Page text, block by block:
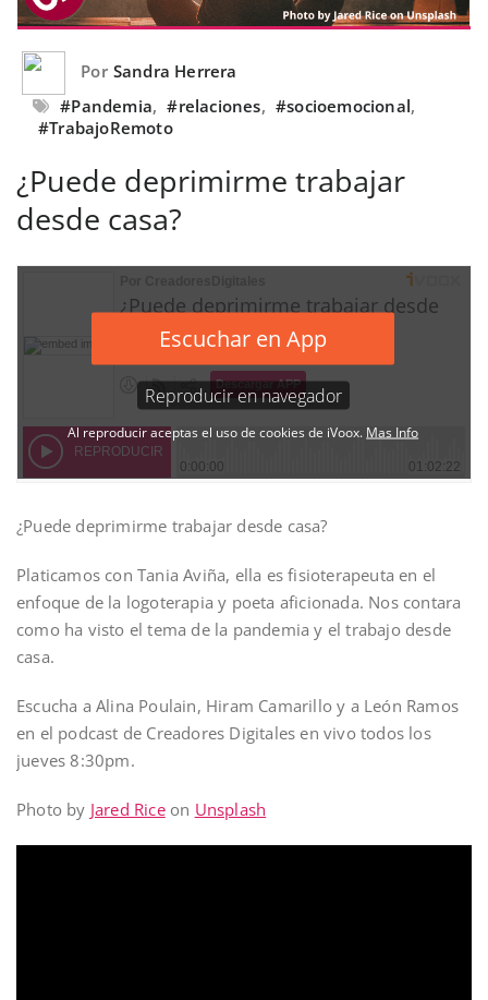
Por Sandra Herrera
#Pandemia, #relaciones, #socioemocional,
#TrabajoRemoto
¿Puede deprimirme trabajar
desde casa?
¿Puede deprimirme trabajar desde casa?
Platicamos con Tania Aviña, ella es fisioterapeuta en el
enfoque de la logoterapia y poeta aficionada. Nos contara
como ha visto el tema de la pandemia y el trabajo desde
casa.
Escucha a Alina Poulain, Hiram Camarillo y a León Ramos
en el podcast de Creadores Digitales en vivo todos los
jueves 8:30pm.
Photo by Jared Riceon Unsplash